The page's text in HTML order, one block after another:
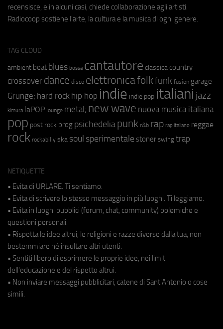
recensisce, e in alcuni casi, chiede collaborazione agli artisti.
Radiocoop sostiene l'arte, la cultura e la musica di ogni genere.
TAG CLOUD
ambient beat blues bossa cantautore classica country
crossover dance disco elettronicafolkfunk fusion garage
Grunge; hard rock hip hop indie indie pop italiani jazz
kimura laPOP lounge metal; new wave nuova musica italiana
pop post rock prog psichedeliapunk r&b rap rap italiano reggae
rock rockabilly ska soul sperimentale stoner swing trap
NETIQUETTE
• Evita di URLARE. Ti sentiamo.
• Evita di scrivere lo stesso messaggio in più luoghi. Ti leggiamo.
• Evita in luoghi pubblici (forum, chat, community) polemiche e
questioni personali.
• Rispetta le idee altrui, le religioni e razze diverse dalla tua, non
bestemmiare né insultare altri utenti.
• Sentiti libero di esprimere le proprie idee, nei limiti
dell'educazione e del rispetto altrui.
• Non inviare messaggi pubblicitari, catene di Sant'Antonio o cose
simili.